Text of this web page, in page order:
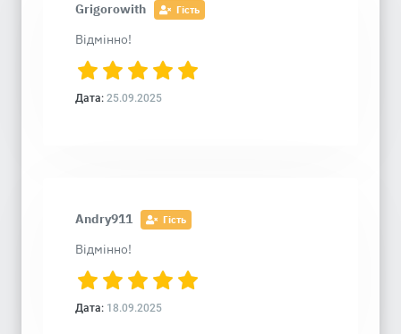
Grigorowith Гість
Відмінно!
Дата: 25.09.2025
Andry911 Гість
Відмінно!
Дата: 18.09.2025